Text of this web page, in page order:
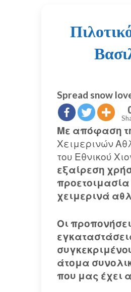
Spread snow
Με απόφαση
Χειμερινών
του Εθνικού
εξαίρεση
χειμερινά
Οι
άτομα
που μας έχει